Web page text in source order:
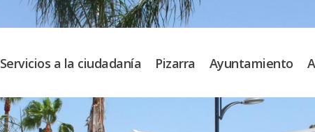
Ayuntamiento
Pizarra
Servicios a la ciudadanía